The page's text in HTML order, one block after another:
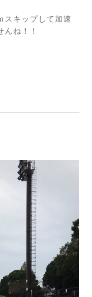
スキップして加速
ね！！